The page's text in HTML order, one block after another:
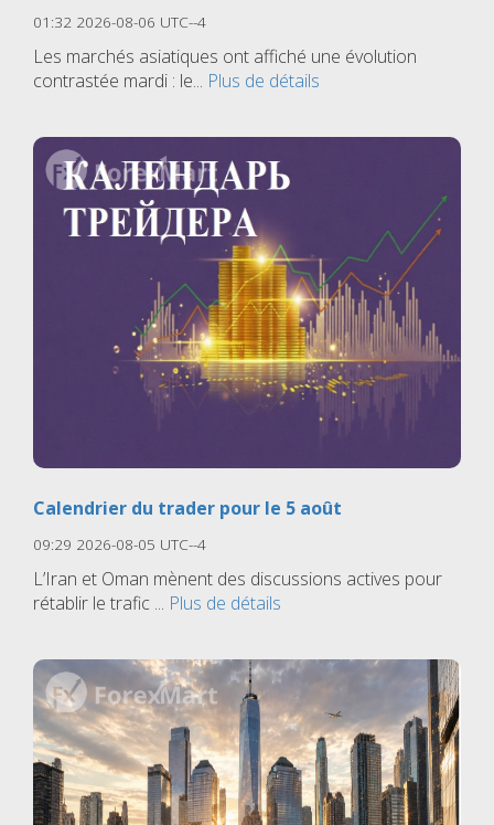
01:32 2026-08-06 UTC--4
Les marchés asiatiques ont affiché une évolution
contrastée mardi : le... Plus de détails
Calendrier du trader pour le 5 août
09:29 2026-08-05 UTC--4
L’Iran et Oman mènent des discussions actives pour
rétablir le trafic ... Plus de détails